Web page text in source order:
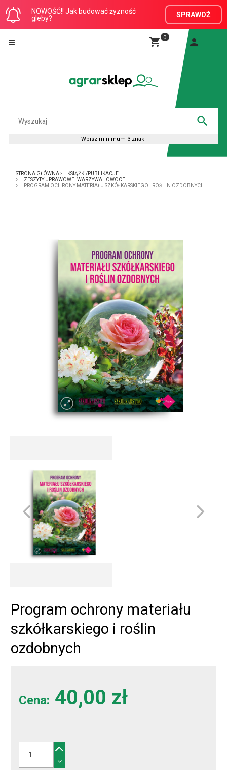
NOWOŚĆ!! Jak budować żyzność
gleby?
SPRAWDŹ
0
STRONA GŁÓWNA
KSIĄŻKI/PUBLIKACJE
ZESZYTY UPRAWOWE. WARZYWA I OWOCE
PROGRAM OCHRONY MATERIAŁU SZKÓŁKARSKIEGO I ROŚLIN OZDOBNYCH
Program ochrony materiału
szkółkarskiego i roślin
ozdobnych
Cena: 40,00 zł